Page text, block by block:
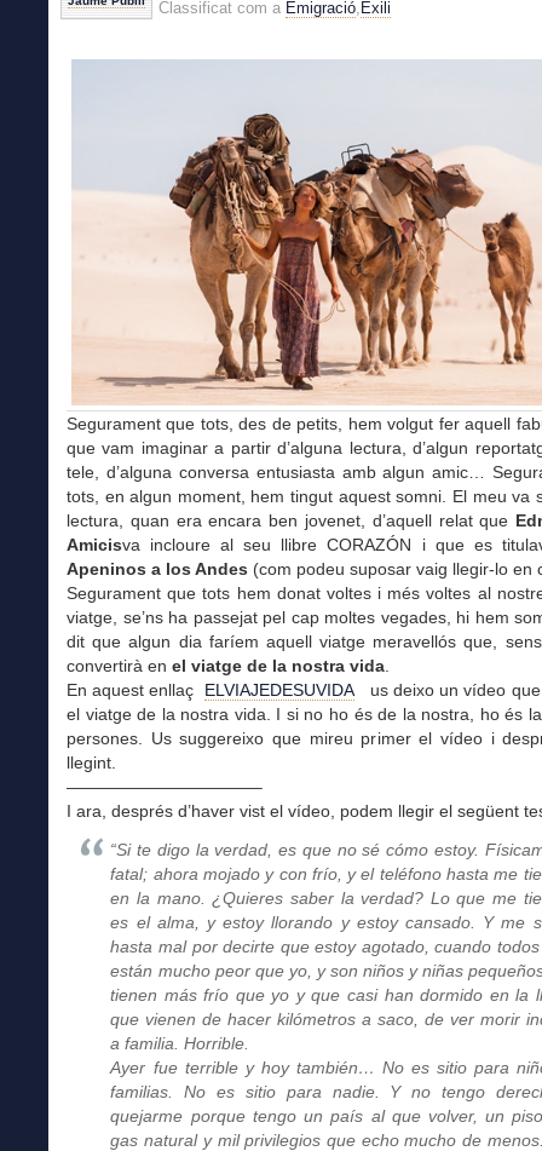
Classificat com a Emigració Exili
Segurament que tots, des de petits, hem volgut fer aquell
que vam imaginar a partir d’alguna lectura, d’algun
tele, d’alguna conversa entusiasta amb algun amic…
tots, en algun moment, hem tingut aquest somni. El meu va
lectura, quan era encara ben jovenet, d’aquell relat que
Amicisva incloure al seu llibre CORAZÓN i que es
Apeninos a los Andes (com podeu suposar vaig llegir-lo en
Segurament que tots hem donat voltes i més voltes al
viatge, se’ns ha passejat pel cap moltes vegades, hi hem
dit que algun dia faríem aquell viatge meravellós que,
convertirà en el viatge de la nostra vida
En aquest enllaç ELVIAJEDESUVIDAus deixo un vídeo que
el viatge de la nostra vida. I si no ho és de la nostra, ho és
persones. Us suggereixo que mireu primer el vídeo i
llegint.
———————————–
I ara, després d’haver vist el vídeo, podem llegir el següent
“Si te digo la verdad, es que no sé cómo estoy.
fatal; ahora mojado y con frío, y el teléfono hasta me
en la mano. ¿Quieres saber la verdad? Lo que me
es el alma, y estoy llorando y estoy cansado. Y me
hasta mal por decirte que estoy agotado, cuando
están mucho peor que yo, y son niños y niñas
tienen más frío que yo y que casi han dormido en la
que vienen de hacer kilómetros a saco, de ver morir
a familia. Horrible.
Ayer fue terrible y hoy también… No es sitio para
familias. No es sitio para nadie. Y no tengo
quejarme porque tengo un país al que volver, un
gas natural y mil privilegios que echo mucho de